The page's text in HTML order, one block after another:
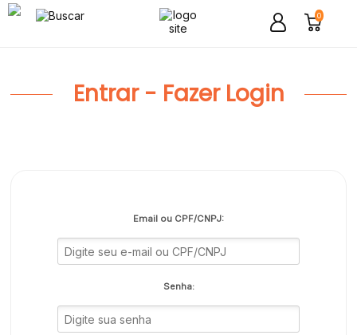
0
Entrar - Fazer Login
Email ou CPF/CNPJ:
Senha: